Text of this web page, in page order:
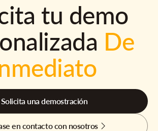
tu demo
De
Solicita una demostración
en contacto con nosotros